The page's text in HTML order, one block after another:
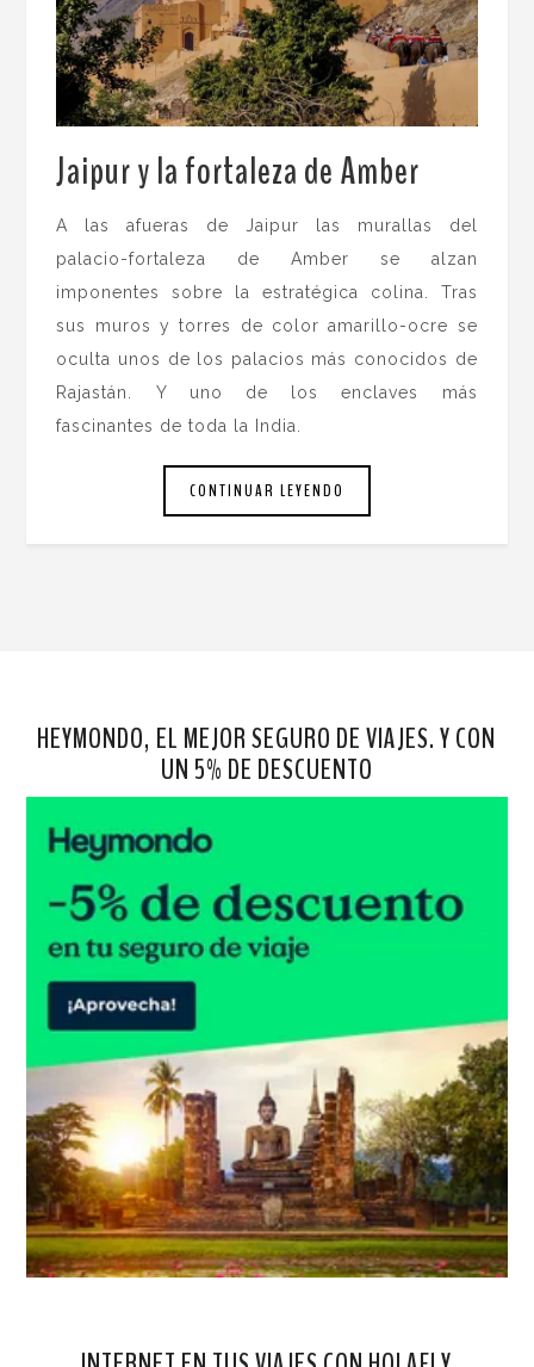
Jaipur y la fortaleza de Amber
A las afueras de Jaipur las murallas del
palacio-fortaleza de Amber se alzan
imponentes sobre la estratégica colina. Tras
sus muros y torres de color amarillo-ocre se
oculta unos de los palacios más conocidos de
Rajastán. Y uno de los enclaves más
fascinantes de toda la India.
CONTINUAR LEYENDO
HEYMONDO, EL MEJOR SEGURO DE VIAJES. Y CON
UN 5% DE DESCUENTO